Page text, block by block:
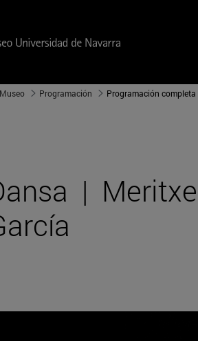
Museo Programación Programación completa
|